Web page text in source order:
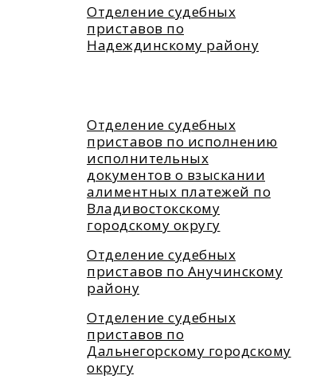
Отделение судебных
приставов по
Надеждинскому району
Отделение судебных
приставов по исполнению
исполнительных
документов о взыскании
алиментных платежей по
Владивостокскому
городскому округу
Отделение судебных
приставов по Анучинскому
району
Отделение судебных
приставов по
Дальнегорскому городскому
округу